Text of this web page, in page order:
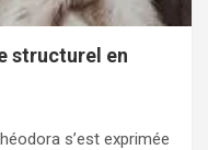
structurel en
s’est exprimée